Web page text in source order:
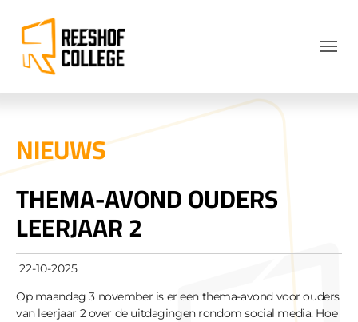
NIEUWS
THEMA-AVOND OUDERS
LEERJAAR 2
22-10-2025
Op maandag 3 november is er een thema-avond voor ouders
van leerjaar 2 over de uitdagingen rondom social media. Hoe